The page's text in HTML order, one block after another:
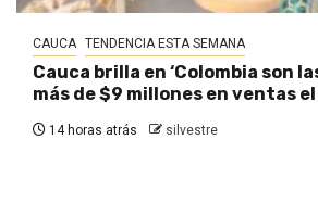
CAUCA TENDENCIA ESTA SEMANA
Cauca brilla en ‘Colombia son
más de $9 millones en ventas
14 horas atrás silvestre